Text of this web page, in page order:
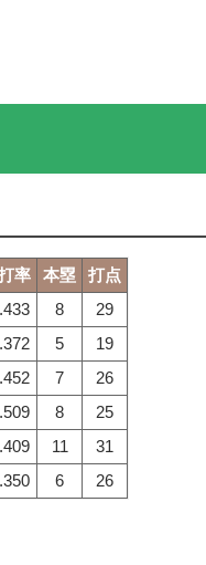
率 本塁
打点
.433 8
29
.372 5
19
.452 7
26
.509 8
25
.409 11
31
.350 6 26